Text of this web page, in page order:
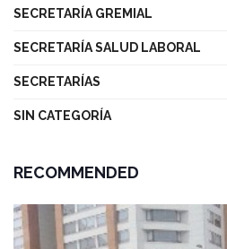
SECRETARÍA GREMIAL
SECRETARÍA SALUD LABORAL
SECRETARÍAS
SIN CATEGORÍA
RECOMMENDED